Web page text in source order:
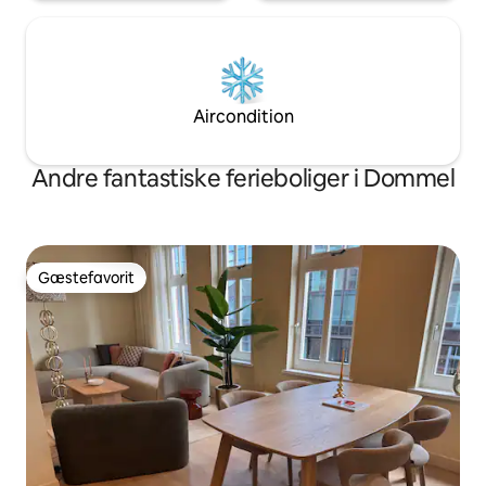
Aircondition
Andre fantastiske ferieboliger i Dommel
Gæstefavorit
Gæstefavorit